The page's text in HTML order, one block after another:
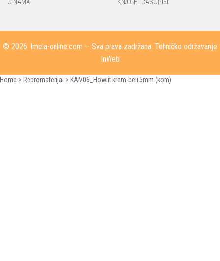
O NAMA
KNJIGE I ČASOPISI
© 2026. Imela-online.com — Sva prava zadržana. Tehničko održavanje
InWeb
Home > Repromaterijal > KAM06_Howlit krem-beli 5mm (kom)